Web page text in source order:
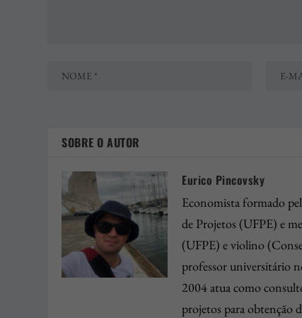
SOBRE O AUTOR
Eurico Pincovsky
Economista formado
de Projetos (UFPE) e
(UFPE) e violino
professor universitário
2004 atua como
projetos para obtenção